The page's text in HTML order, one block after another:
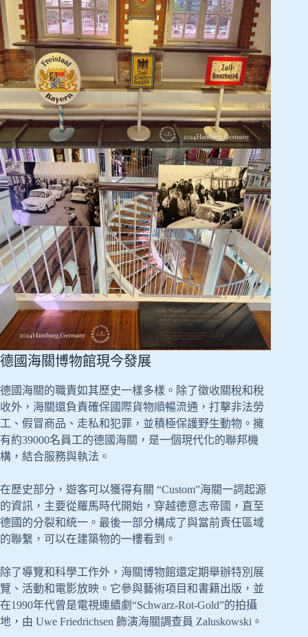
德國海關博物館現今發展
德國海關的職責如其歷史一樣多樣。除了徵收關稅和稅
收外，海關還負責確保國際貨物順暢流通，打擊非法勞
工、假冒商品、走私和犯罪，並積極保護野生動物。擁
有約39000名員工的德國海關，是一個現代化的聯邦機
構，結合服務與執法。
在歷史部分，遊客可以獲得有關 “Custom”海關一詞起源
的資訊，主要從羅馬時代開始，穿越德意志帝國，直至
德國的分裂和統一。最後一部分構成了與當前責任區域
的聯繫，可以在建築物的一樓看到。
除了導覽和科學工作外，海關博物館還定期舉辦特別展
覽、活動和電影放映。它參與藝術項目和書籍出版，並
在1990年代曾是電視連續劇“Schwarz-Rot-Gold”的拍攝
地，由 Uwe Friedrichsen 飾演海關調查員 Zaluskowski。